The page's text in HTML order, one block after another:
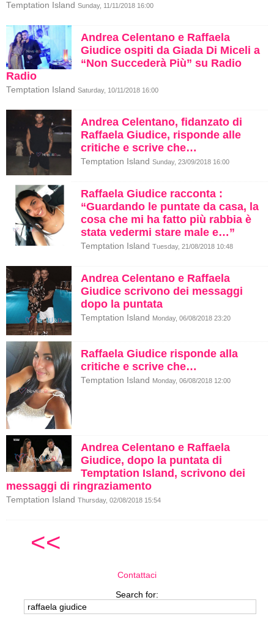
Temptation Island Sunday, 11/11/2018 16:00
Andrea Celentano e Raffaela
Giudice ospiti da Giada Di Miceli a
“Non Succederà Più” su Radio
Radio
Temptation Island Saturday, 10/11/2018 16:00
Andrea Celentano, fidanzato di
Raffaela Giudice, risponde alle
critiche e scrive che…
Temptation Island Sunday, 23/09/2018 16:00
Raffaela Giudice racconta :
“Guardando le puntate da casa, la
cosa che mi ha fatto più rabbia è
stata vedermi stare male e…”
Temptation Island Tuesday, 21/08/2018 10:48
Andrea Celentano e Raffaela
Giudice scrivono dei messaggi
dopo la puntata
Temptation Island Monday, 06/08/2018 23:20
Raffaela Giudice risponde alla
critiche e scrive che…
Temptation Island Monday, 06/08/2018 12:00
Andrea Celentano e Raffaela
Giudice, dopo la puntata di
Temptation Island, scrivono dei
messaggi di ringraziamento
Temptation Island Thursday, 02/08/2018 15:54
<<
Contattaci
Search for: